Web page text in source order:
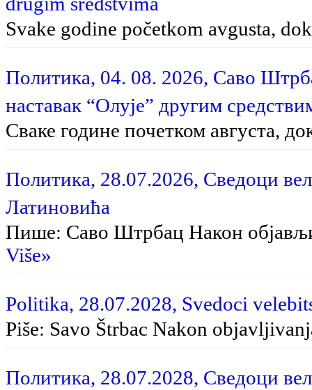
Svake godine početkom avgusta,
Политика, 04. 08. 2026, Саво
наставак “Олује” другим
Сваке године почетком августа,
Политика, 28.07.2026, Сведоци
Латиновића
Пише: Саво Штрбац На­кон
Više»
Politika, 28.07.2028, Svedoci
Piše: Savo Štrbac Na­kon
Политика, 28.07.2028, Сведоци